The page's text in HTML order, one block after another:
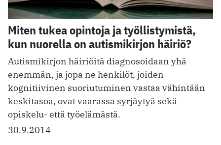
Miten tukea opintoja ja työllistymistä,
kun nuorella on autismikirjon häiriö?
Autismikirjon häiriöitä diagnosoidaan yhä
enemmän, ja jopa ne henkilöt, joiden
kognitiivinen suoriutuminen vastaa vähintään
keskitasoa, ovat vaarassa syrjäytyä sekä
opiskelu- että työelämästä.
30.9.2014